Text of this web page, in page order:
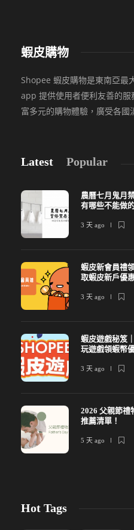
蝦皮購物
Shopee 蝦皮購物是東南亞最
app 提供使用者便利友善的
富多元的購物體驗，廣受各國
Latest Popular
農曆七月鬼月
有哪些不能做
3 天 ago
蝦皮新會員禮
取蝦皮新戶優
3 天 ago
蝦皮遊戲秘笈
玩遊戲領蝦幣
3 天 ago
2026 父親節禮
推薦清單！
5 天 ago
Hot Tags